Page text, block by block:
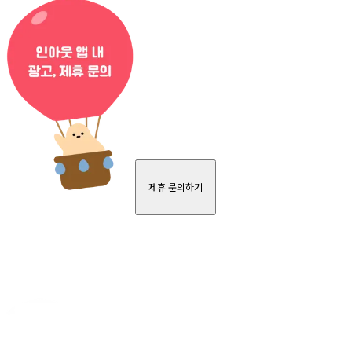
제휴 문의하기